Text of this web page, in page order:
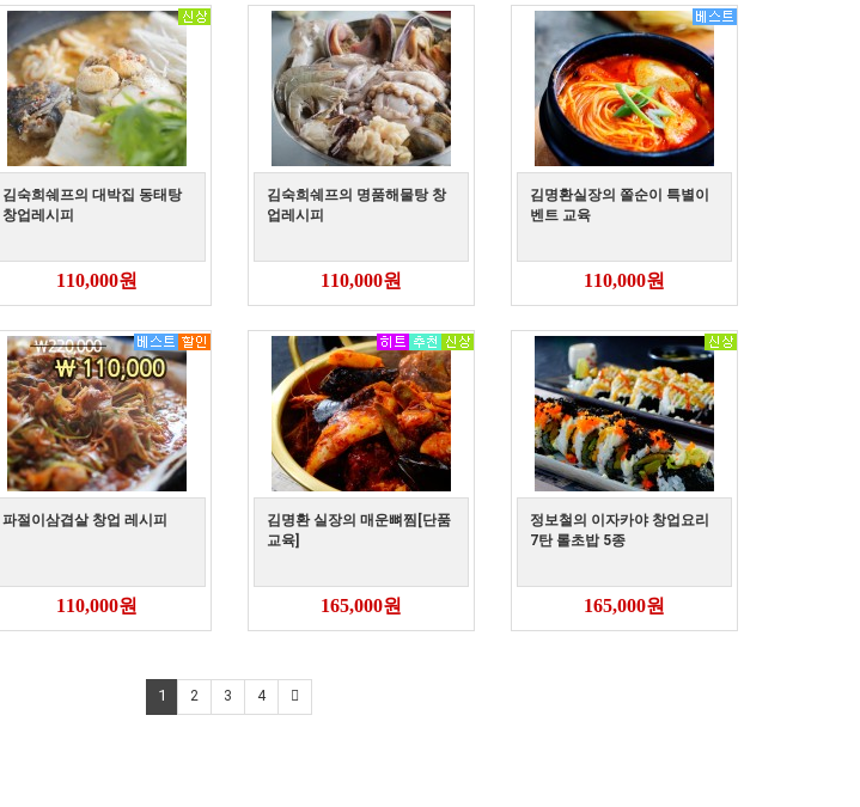
김숙희쉐프의 대박집 동태탕
창업레시피
110,000원
김숙희쉐프의 명품해물탕 창
업레시피
110,000원
김명환실장의 쫄순이 특별이
벤트 교육
110,000원
파절이삼겹살 창업 레시피
110,000원
김명환 실장의 매운뼈찜[단품
교육]
165,000원
정보철의 이자카야 창업요리
7탄 롤초밥 5종
165,000원
1 2 3 4